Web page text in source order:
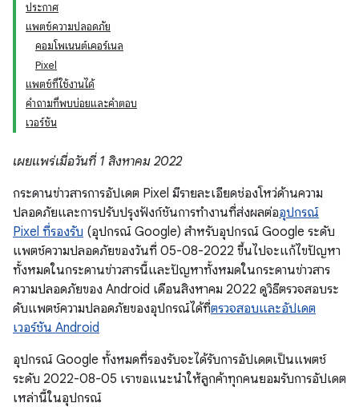
ประกาศ
แพตช์ความปลอดภัย
คอมโพเนนต์เคอร์เนล
Pixel
แพตช์ที่ใช้งานได้
คำถามที่พบบ่อยและคำตอบ
เวอร์ชัน
เผยแพร่เมื่อวันที่ 1 สิงหาคม 2022
กระดานข่าวสารการอัปเดต Pixel มีรายละเอียดช่องโหว่ด้านความ
ปลอดภัยและการปรับปรุงฟังก์ชันการทำงานที่ส่งผลต่ออุปกรณ์
Pixel ที่รองรับ (อุปกรณ์ Google) สำหรับอุปกรณ์ Google ระดับ
แพตช์ความปลอดภัยของวันที่ 05-08-2022 ขึ้นไปจะแก้ไขปัญหา
ทั้งหมดในกระดานข่าวสารนี้และปัญหาทั้งหมดในกระดานข่าวสาร
ความปลอดภัยของ Android เดือนสิงหาคม 2022 ดูวิธีตรวจสอบระ
ดับแพตช์ความปลอดภัยของอุปกรณ์ได้ที่ตรวจสอบและอัปเดต
เวอร์ชัน Android
อุปกรณ์ Google ทั้งหมดที่รองรับจะได้รับการอัปเดตเป็นแพตช์
ระดับ 2022-08-05 เราขอแนะนำให้ลูกค้าทุกคนยอมรับการอัปเดต
เหล่านี้ในอุปกรณ์